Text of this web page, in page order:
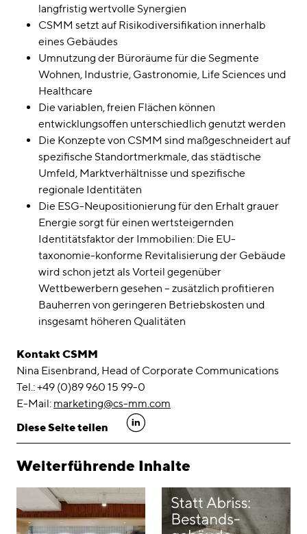
langfristig wertvolle Synergien
CSMM setzt auf Risikodiversifikation innerhalb
eines Gebäudes
Umnutzung der Büroräume für die Segmente
Wohnen, Industrie, Gastronomie, Life Sciences und
Healthcare
Die variablen, freien Flächen können
entwicklungsoffen unterschiedlich genutzt werden
Die Konzepte von CSMM sind maßgeschneidert auf
spezifische Standortmerkmale, das städtische
Umfeld, Marktverhältnisse und spezifische
regionale Identitäten
Die ESG-Neupositionierung für den Erhalt grauer
Energie sorgt für einen wertsteigernden
Identitätsfaktor der Immobilien: Die EU-
taxonomie-konforme Revitalisierung der Gebäude
wird schon jetzt als Vorteil gegenüber
Wettbewerbern gesehen – zusätzlich profitieren
Bauherren von geringeren Betriebskosten und
insgesamt höheren Qualitäten
Kontakt CSMM
Nina Eisenbrand, Head of Corporate Communications
Tel.: +49 (0)89 960 15 99-0
E-Mail: marketing@cs-mm.com
Diese Seite teilen
linkedin
Weiterführende Inhalte